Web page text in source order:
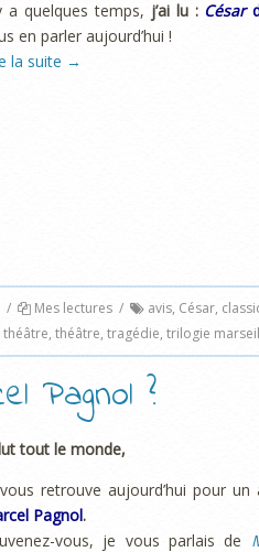
a quelques temps, j’ai lu : César
en parler aujourd’hui !
la suite →
/ Mes lectures / avis, César,
théâtre, théâtre, tragédie, trilogie
Pagnol ?
tout le monde,
retrouve aujourd’hui pour un
Pagnol.
vous, je vous parlais de